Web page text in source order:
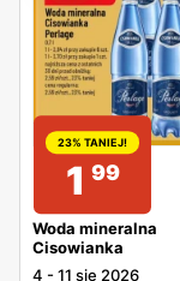
23% TANIEJ!
1 99
Woda mineralna
Cisowianka
4 -11 sie 2026